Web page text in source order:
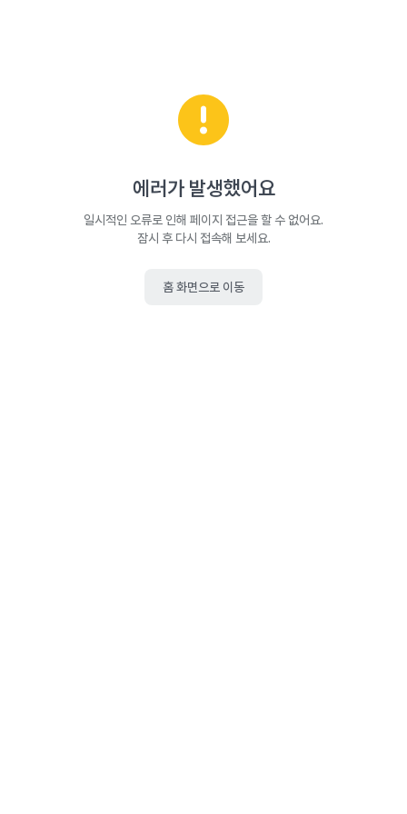
에러가 발생했어요
일시적인 오류로 인해 페이지 접근을 할 수 없어요.
잠시 후 다시 접속해 보세요.
홈 화면으로 이동